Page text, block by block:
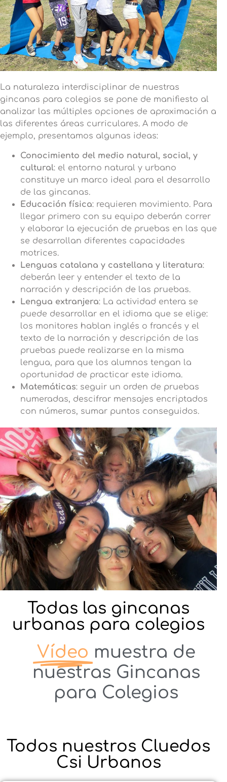
La naturaleza interdisciplinar de nuestras
gincanas para colegios se pone de manifiesto al
analizar las múltiples opciones de aproximación a
las diferentes áreas curriculares. A modo de
ejemplo, presentamos algunas ideas:
Conocimiento del medio natural, social, y
cultural: el entorno natural y urbano
constituye un marco ideal para el desarrollo
de las gincanas.
Educación física: requieren movimiento. Para
llegar primero con su equipo deberán correr
y elaborar la ejecución de pruebas en las que
se desarrollan diferentes capacidades
motrices.
Lenguas catalana y castellana y literatura:
deberán leer y entender el texto de la
narración y descripción de las pruebas.
Lengua extranjera: La actividad entera se
puede desarrollar en el idioma que se elige:
los monitores hablan inglés o francés y el
texto de la narración y descripción de las
pruebas puede realizarse en la misma
lengua, para que los alumnos tengan la
oportunidad de practicar este idioma.
Matemáticas: seguir un orden de pruebas
numeradas, descifrar mensajes encriptados
con números, sumar puntos conseguidos.
Todas las gincanas
urbanas para colegios
Vídeo muestra de
nuestras Gincanas
para Colegios
Todos nuestros Cluedos
Csi Urbanos